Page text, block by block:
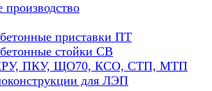
производство
приставки ПТ
стойки СВ
ПКУ, ЩО70, КСО, СТП, МТП
для ЛЭП